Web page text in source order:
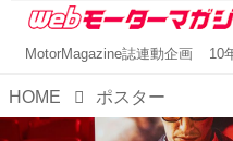
MotorMagazine誌連動企画 10
HOME ポスター